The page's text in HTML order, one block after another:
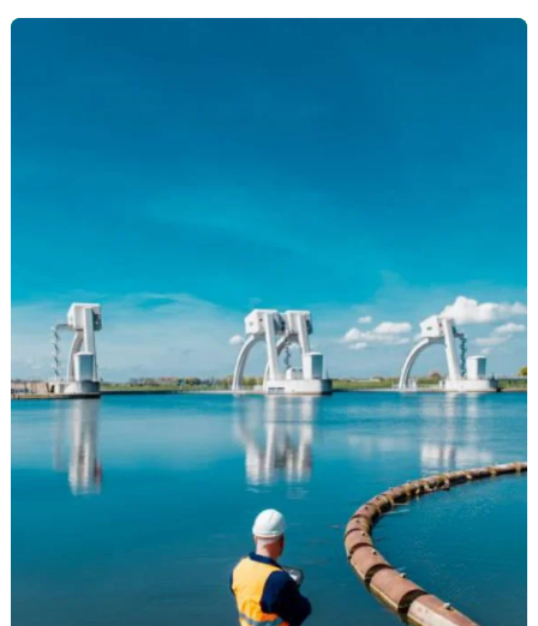
Elaboração de estudos de impacto
Elaboração de plano de intervenção ambiental
Empresa de análise de água
Empresa engenharia ambiental
Empresa de engenharia ambiental em Ibirité
Empresa de engenharia de projetos
Empresa de estudos ambientais